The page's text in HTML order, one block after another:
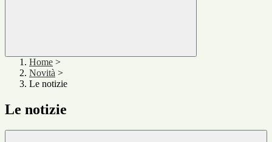
Home >
Novità >
Le notizie
Le notizie